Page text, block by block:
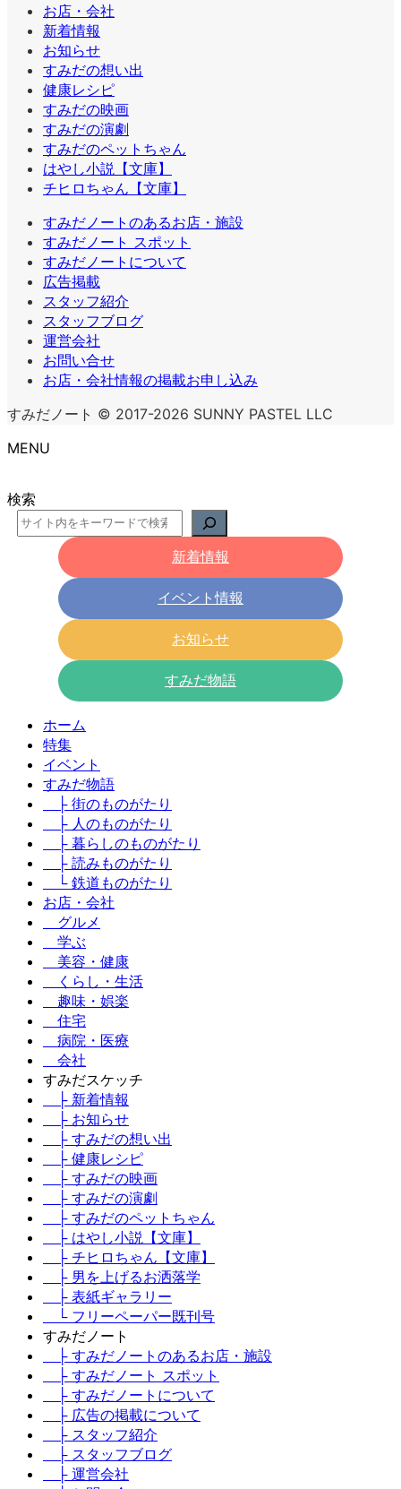
お店・会社
新着情報
お知らせ
すみだの想い出
健康レシピ
すみだの映画
すみだの演劇
すみだのペットちゃん
はやし小説【文庫】
チヒロちゃん【文庫】
すみだノートのあるお店・施設
すみだノート スポット
すみだノートについて
広告掲載
スタッフ紹介
スタッフブログ
運営会社
お問い合せ
お店・会社情報の掲載お申し込み
すみだノート © 2017-2026 SUNNY PASTEL LLC
MENU
検索
新着情報
イベント情報
お知らせ
すみだ物語
ホーム
特集
イベント
すみだ物語
├ 街のものがたり
├ 人のものがたり
├ 暮らしのものがたり
├ 読みものがたり
└ 鉄道ものがたり
お店・会社
グルメ
学ぶ
美容・健康
くらし・生活
趣味・娯楽
住宅
病院・医療
会社
すみだスケッチ
├ 新着情報
├ お知らせ
├ すみだの想い出
├ 健康レシピ
├ すみだの映画
├ すみだの演劇
├ すみだのペットちゃん
├ はやし小説【文庫】
├ チヒロちゃん【文庫】
├ 男を上げるお洒落学
├ 表紙ギャラリー
└ フリーペーパー既刊号
すみだノート
├ すみだノートのあるお店・施設
├ すみだノート スポット
├ すみだノートについて
├ 広告の掲載について
├ スタッフ紹介
├ スタッフブログ
├ 運営会社